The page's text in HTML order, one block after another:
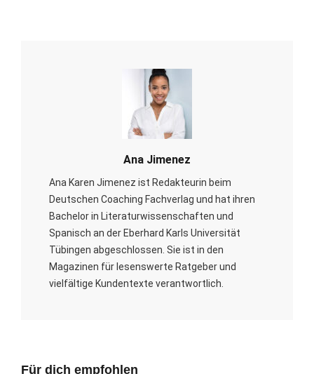
Ana Jimenez
Ana Karen Jimenez ist Redakteurin beim
Deutschen Coaching Fachverlag und hat ihren
Bachelor in Literaturwissenschaften und
Spanisch an der Eberhard Karls Universität
Tübingen abgeschlossen. Sie ist in den
Magazinen für lesenswerte Ratgeber und
vielfältige Kundentexte verantwortlich.
Für dich empfohlen